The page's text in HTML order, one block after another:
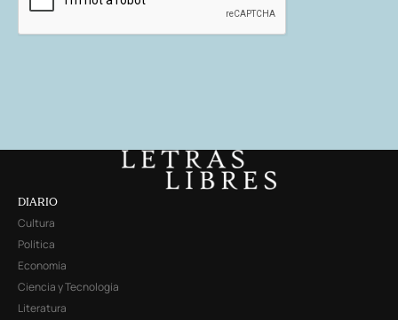
DIARIO
Cultura
Política
Economía
Ciencia y Tecnología
Literatura